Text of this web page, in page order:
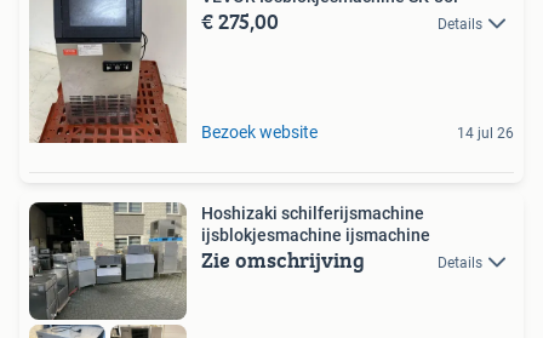
€ 275,00 Details
Bezoek website 14 jul 26
Hoshizaki schilferijsmachine
ijsblokjesmachine ijsmachine
Zie omschrijving Details